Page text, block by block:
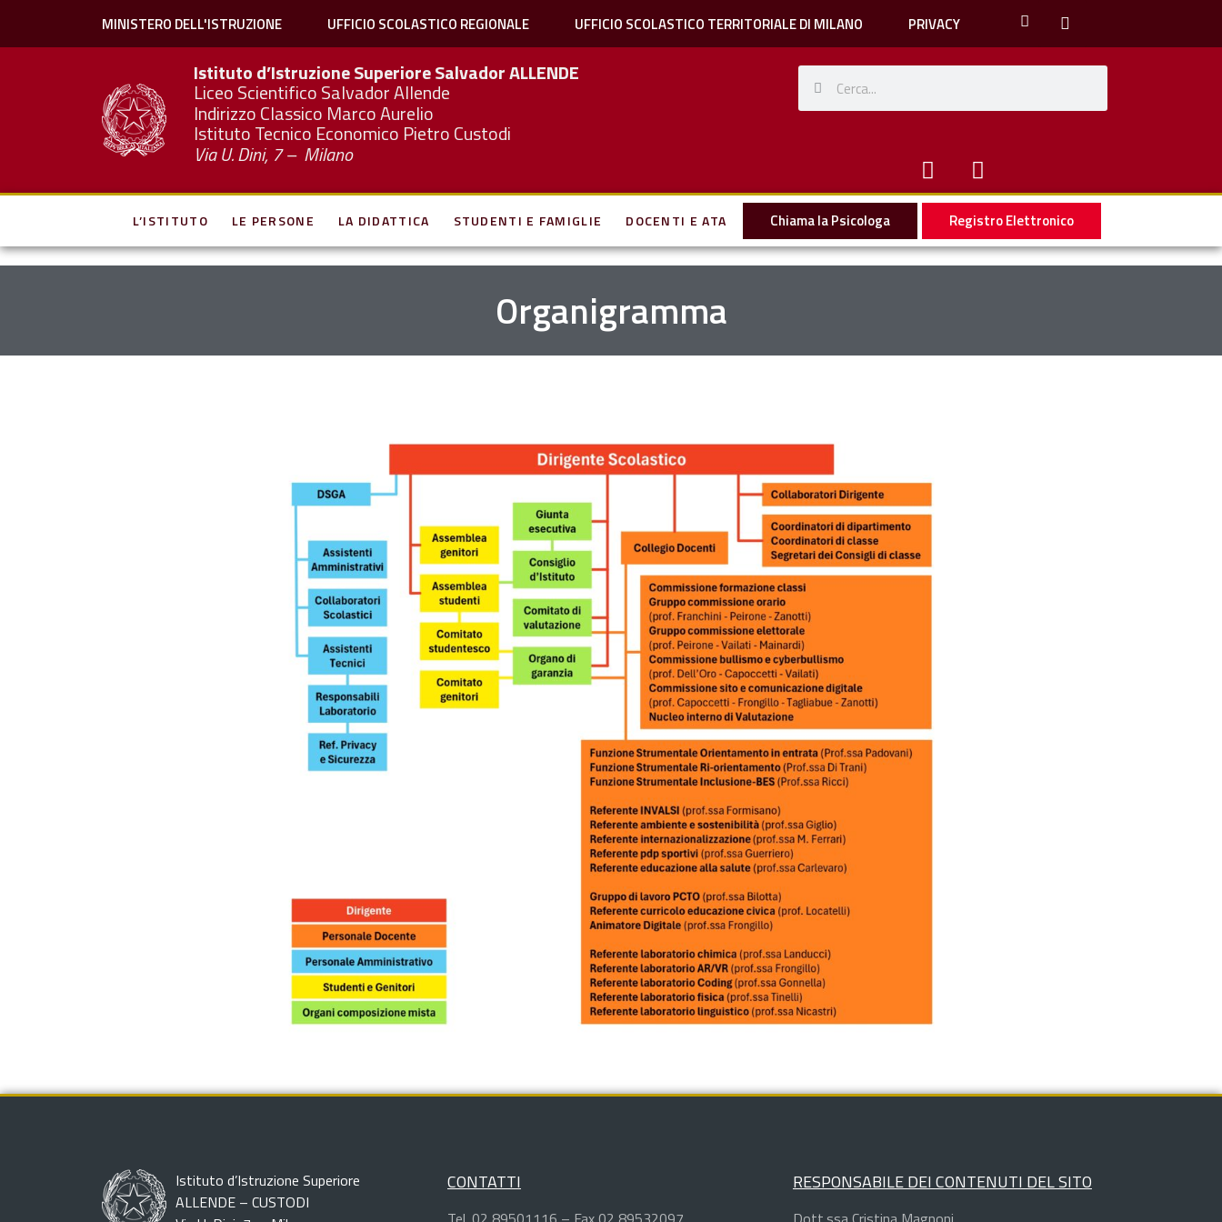
MINISTERO DELL'ISTRUZIONE UFFICIO SCOLASTICO REGIONALE UFFICIO SCOLASTICO TERRITORIALE DI MILANO PRIVACY
Istituto d’Istruzione Superiore SalvadorALLENDE
Liceo Scientifico Salvador Allende
Indirizzo Classico Marco Aurelio
Istituto Tecnico Economico Pietro Custodi
Via U. Dini, 7 – Milano
L’ISTITUTO LE PERSONE LA DIDATTICA STUDENTI E FAMIGLIE DOCENTI E ATA Chiama la Psicologa Registro Elettronico
Organigramma
Istituto d’Istruzione Superiore
ALLENDE – CUSTODI
CONTATTI RESPONSABILE DEI CONTENUTI DEL SITO